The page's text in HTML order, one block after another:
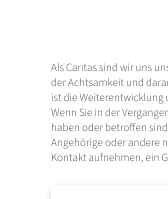
Als Caritas sind wir uns
der Achtsamkeit und
ist die
Wenn Sie in der
haben oder betroffen
Angehörige oder andere
Kontakt aufnehmen, ein